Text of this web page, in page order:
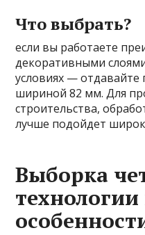
Что выбрать?
если вы работаете
декоративными
условиях —
шириной 82 мм. Для
строительства,
лучше подойдет
Выборка
технологии